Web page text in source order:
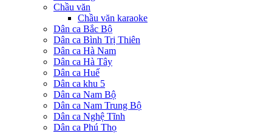
Chầu văn
Chầu văn karaoke
Dân ca Bắc Bộ
Dân ca Bình Trị Thiên
Dân ca Hà Nam
Dân ca Hà Tây
Dân ca Huế
Dân ca khu 5
Dân ca Nam Bộ
Dân ca Nam Trung Bộ
Dân ca Nghệ Tĩnh
Dân ca Phú Thọ